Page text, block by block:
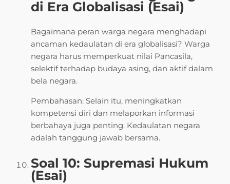
di Era Globalisasi (Esai)
Bagaimana peran warga negara menghadapi
ancaman kedaulatan di era globalisasi? Warga
negara harus memperkuat nilai Pancasila,
selektif terhadap budaya asing, dan aktif dalam
bela negara.
Pembahasan: Selain itu, meningkatkan
kompetensi diri dan melaporkan informasi
berbahaya juga penting. Kedaulatan negara
adalah tanggung jawab bersama.
Soal 10: Supremasi Hukum
(Esai)